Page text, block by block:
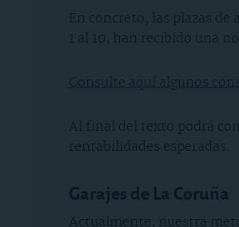
En concreto, las plazas de
1 al 10, han recibido una
Consulte aquí algunos
Al final del texto podrá
rentabilidades esperadas.
Garajes de La Coruña
Actualmente, nuestra